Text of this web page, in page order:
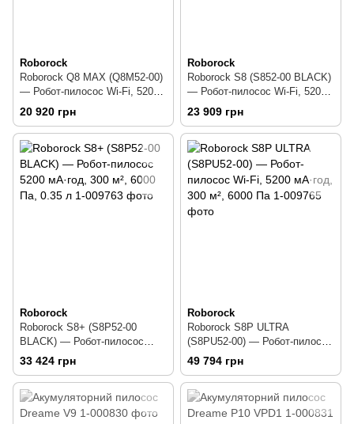
Roborock
Roborock Q8 MAX (Q8M52-00)
— Робот-пилосос Wi-Fi, 5200
мА·год, 300 м², 0.47 л
20 920 грн
Roborock
Roborock S8 (S852-00 BLACK)
— Робот-пилосос Wi-Fi, 5200
мА·год, 300 м², 0.4 л
23 909 грн
Roborock
Roborock S8+ (S8P52-00
BLACK) — Робот-пилосос
5200 мА·год, 300 м², 6000 Па,
33 424 грн
Roborock
Roborock S8P ULTRA
(S8PU52-00) — Робот-пилосос
Wi-Fi, 5200 мА·год, 300 м²,
49 794 грн